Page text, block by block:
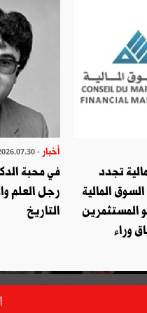
تجدد
المالية
المستثمرين
وراء
أخبار - 2026.07.30
في محبة
رجل العلم
التاريخ